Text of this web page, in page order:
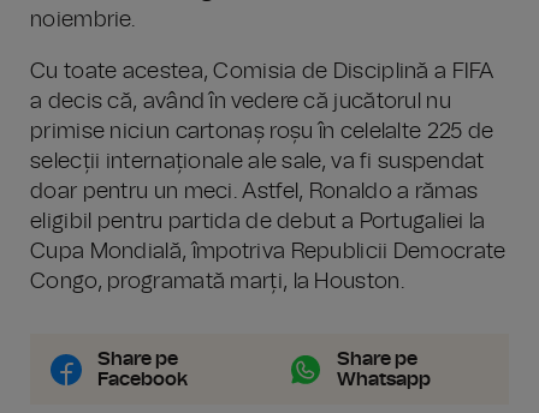
noiembrie.
Cu toate acestea, Comisia de Disciplină a FIFA
a decis că, având în vedere că jucătorul nu
primise niciun cartonaș roșu în celelalte 225 de
selecții internaționale ale sale, va fi suspendat
doar pentru un meci. Astfel, Ronaldo a rămas
eligibil pentru partida de debut a Portugaliei la
Cupa Mondială, împotriva Republicii Democrate
Congo, programată marți, la Houston.
Share pe
Facebook
Share pe
Whatsapp